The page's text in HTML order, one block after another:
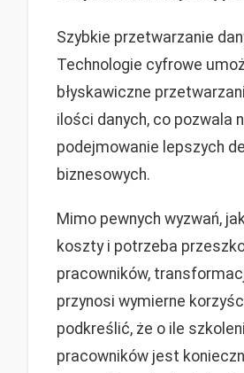
Szybkie przetwarzanie
Technologie cyfrowe
błyskawiczne
ilości danych, co pozwala
podejmowanie lepszych
biznesowych.
Mimo pewnych wyzwań,
koszty i potrzeba
pracowników,
przynosi wymierne
podkreślić, że o ile
pracowników jest